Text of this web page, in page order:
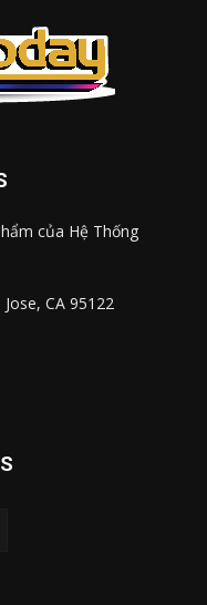
của Hệ Thống
CA 95122